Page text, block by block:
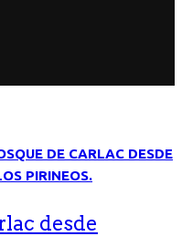
desde